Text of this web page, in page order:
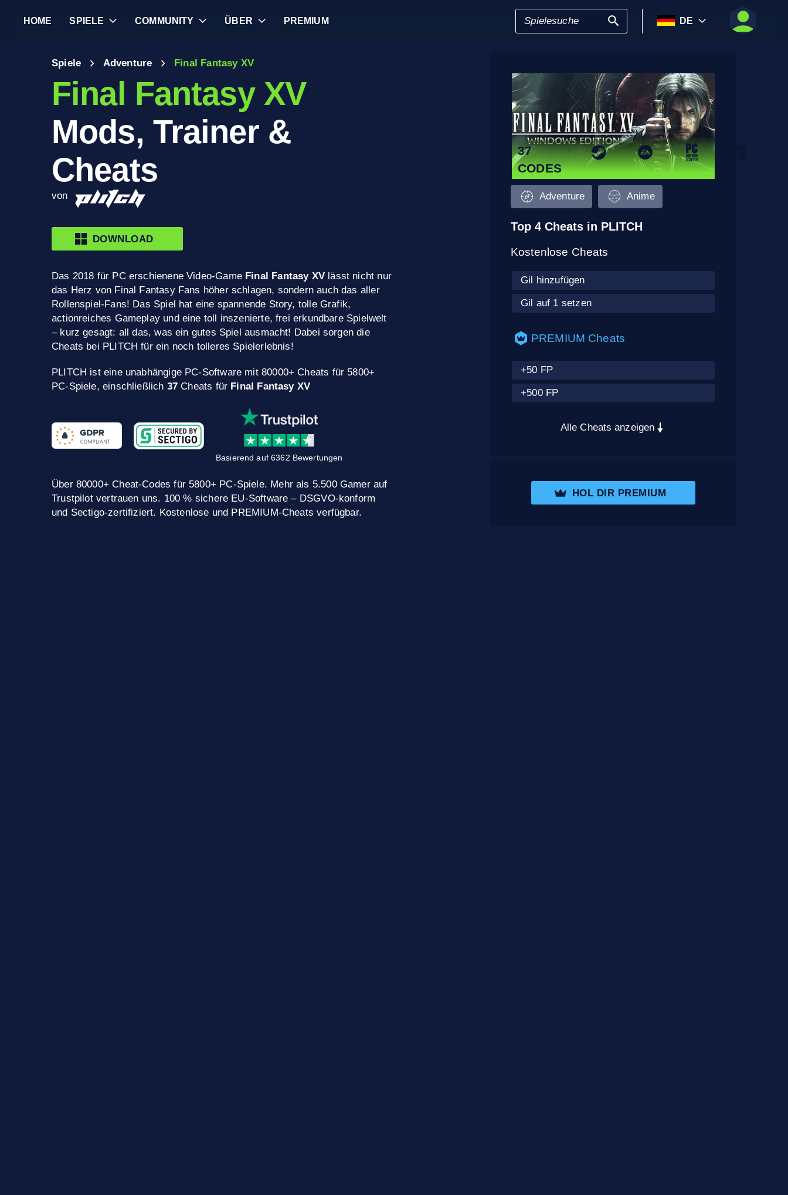
HOME SPIELE COMMUNITY ÜBER PREMIUM DE
Spiele Adventure Final Fantasy XV
Final Fantasy XV
Mods, Trainer &
Cheats
von
DOWNLOAD
Das 2018 für PC erschienene Video-Game Final Fantasy XV lässt nicht nur
das Herz von Final Fantasy Fans höher schlagen, sondern auch das aller
Rollenspiel-Fans! Das Spiel hat eine spannende Story, tolle Grafik,
actionreiches Gameplay und eine toll inszenierte, frei erkundbare Spielwelt
– kurz gesagt: all das, was ein gutes Spiel ausmacht! Dabei sorgen die
Cheats bei PLITCH für ein noch tolleres Spielerlebnis!
PLITCH ist eine unabhängige PC-Software mit 80000+ Cheats für 5800+
PC-Spiele, einschließlich 37 Cheats für Final Fantasy XV
Basierend auf 6362 Bewertungen
Über 80000+ Cheat-Codes für 5800+ PC-Spiele. Mehr als 5.500 Gamer auf
Trustpilot vertrauen uns. 100 % sichere EU-Software – DSGVO-konform
und Sectigo-zertifiziert. Kostenlose und PREMIUM-Cheats verfügbar.
37
CODES
Adventure Anime
Top 4 Cheats in PLITCH
Kostenlose Cheats
Gil hinzufügen
Gil auf 1 setzen
PREMIUM Cheats
+50 FP
+500 FP
Alle Cheats anzeigen
HOL DIR PREMIUM